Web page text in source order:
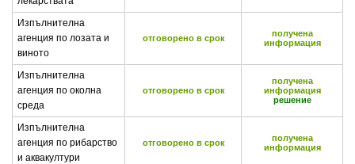
Изпълнителна
агенция по лозата и
виното
отговорено в срок
получена
информация
Изпълнителна
агенция по околна
среда
отговорено в срок
получена
информация
решение
Изпълнителна
агенция по рибарство
и аквакултури
отговорено в срок
получена
информация